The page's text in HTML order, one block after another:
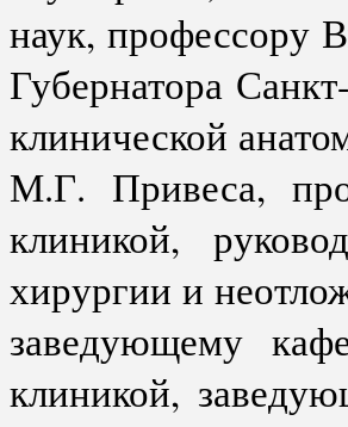
наук, профессору
Губернатора
клинической
М.Г. Привеса,
клиникой,
хирургии и
заведующему
клиникой,